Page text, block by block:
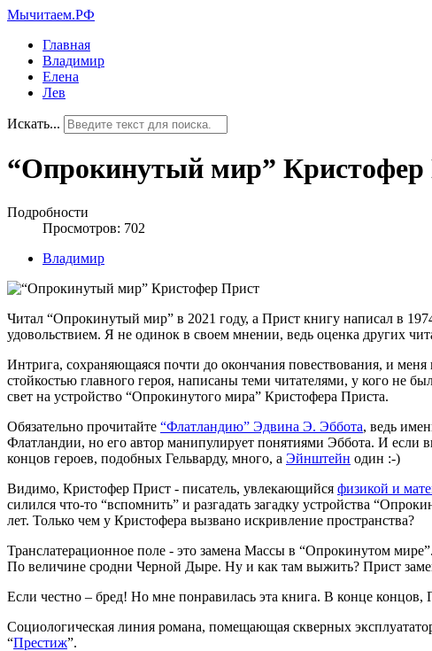
Мычитаем.РФ
Главная
Владимир
Елена
Лев
Искать...
“Опрокинутый мир” Кристофер
Подробности
Просмотров: 702
Владимир
Читал “Опрокинутый мир” в 2021 году, а Прист книгу написал в
удовольствием. Я не одинок в своем мнении, ведь оценка других
Интрига, сохраняющаяся почти до окончания повествования, и
стойкостью главного героя, написаны теми читателями, у кого не
свет на устройство “Опрокинутого мира” Кристофера Приста.
Обязательно прочитайте “Флатландию” Эдвина Э. Эббота, ведь
Флатландии, но его автор манипулирует понятиями Эббота. И если
концов героев, подобных Гельварду, много, а Эйнштейн один :-)
Видимо, Кристофер Прист - писатель, увлекающийся физикой и
силился что-то “вспомнить” и разгадать загадку устройства
лет. Только чем у Кристофера вызвано искривление пространства?
Транслатерационное поле - это замена Массы в “Опрокинутом
По величине сродни Черной Дыре. Ну и как там выжить? Прист
Если честно – бред! Но мне понравилась эта книга. В конце
Социологическая линия романа, помещающая скверных
“Престиж”.